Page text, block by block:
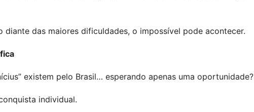
diante das maiores dificuldades, o impossível pode acontecer.
existem pelo Brasil… esperando apenas uma oportunidade?
individual.